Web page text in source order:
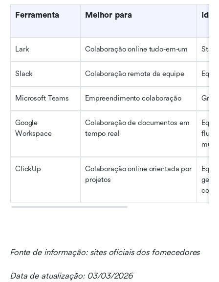
Ferramenta Melhor para
Lark Colaboração online tudo-em-um
Slack Colaboração remota da equipe
Microsoft Teams Empreendimento colaboração
Google
Workspace
Colaboração de documentos em
tempo real
ClickUp
Colaboração online orientada por
projetos
Fonte de informação: sites oficiais dos fornecedores
Data de atualização: 03/03/2026